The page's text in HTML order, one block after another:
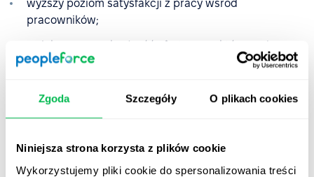
Zgoda Szczegóły O plikach cookies
Niniejsza strona korzysta z plików cookie
Wykorzystujemy pliki cookie do spersonalizowania treści
wyższy poziom satysfakcji z pracy wśród
pracowników;
zwiększona atrakcyjność ofert pracy, która może
przełożyć się na efektywniejszy proces rekrutacji.
Doświadczenia wielu firm pokazują, że wprowadzenie
elastycznych, płatnych dni wolnych podnosi wydajność
linii pracownik-pracodawca.